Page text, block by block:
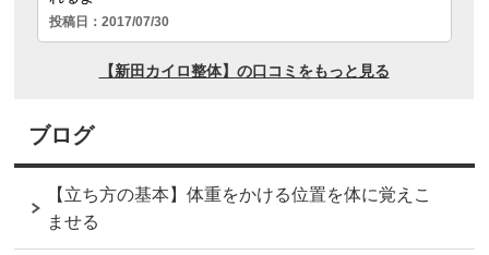
ブログ
【立ち方の基本】体重をかける位置を体に覚えこ
ませる